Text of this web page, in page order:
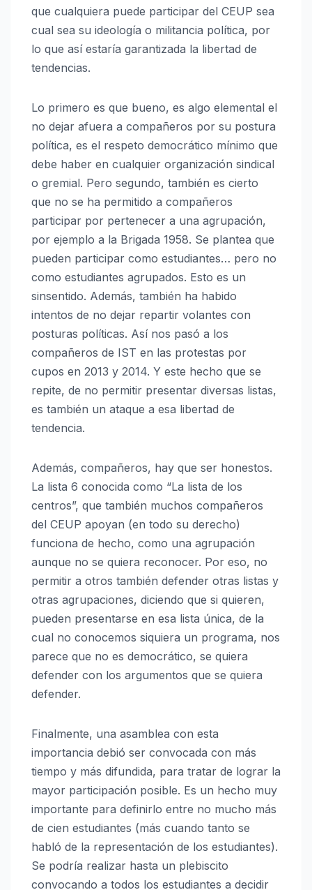
que cualquiera puede participar del CEUP sea
cual sea su ideología o militancia política, por
lo que así estaría garantizada la libertad de
tendencias.
Lo primero es que bueno, es algo elemental el
no dejar afuera a compañeros por su postura
política, es el respeto democrático mínimo que
debe haber en cualquier organización sindical
o gremial. Pero segundo, también es cierto
que no se ha permitido a compañeros
participar por pertenecer a una agrupación,
por ejemplo a la Brigada 1958. Se plantea que
pueden participar como estudiantes… pero no
como estudiantes agrupados. Esto es un
sinsentido. Además, también ha habido
intentos de no dejar repartir volantes con
posturas políticas. Así nos pasó a los
compañeros de IST en las protestas por
cupos en 2013 y 2014. Y este hecho que se
repite, de no permitir presentar diversas listas,
es también un ataque a esa libertad de
tendencia.
Además, compañeros, hay que ser honestos.
La lista 6 conocida como “La lista de los
centros”, que también muchos compañeros
del CEUP apoyan (en todo su derecho)
funciona de hecho, como una agrupación
aunque no se quiera reconocer. Por eso, no
permitir a otros también defender otras listas y
otras agrupaciones, diciendo que si quieren,
pueden presentarse en esa lista única, de la
cual no conocemos siquiera un programa, nos
parece que no es democrático, se quiera
defender con los argumentos que se quiera
defender.
Finalmente, una asamblea con esta
importancia debió ser convocada con más
tiempo y más difundida, para tratar de lograr la
mayor participación posible. Es un hecho muy
importante para definirlo entre no mucho más
de cien estudiantes (más cuando tanto se
habló de la representación de los estudiantes).
Se podría realizar hasta un plebiscito
convocando a todos los estudiantes a decidir